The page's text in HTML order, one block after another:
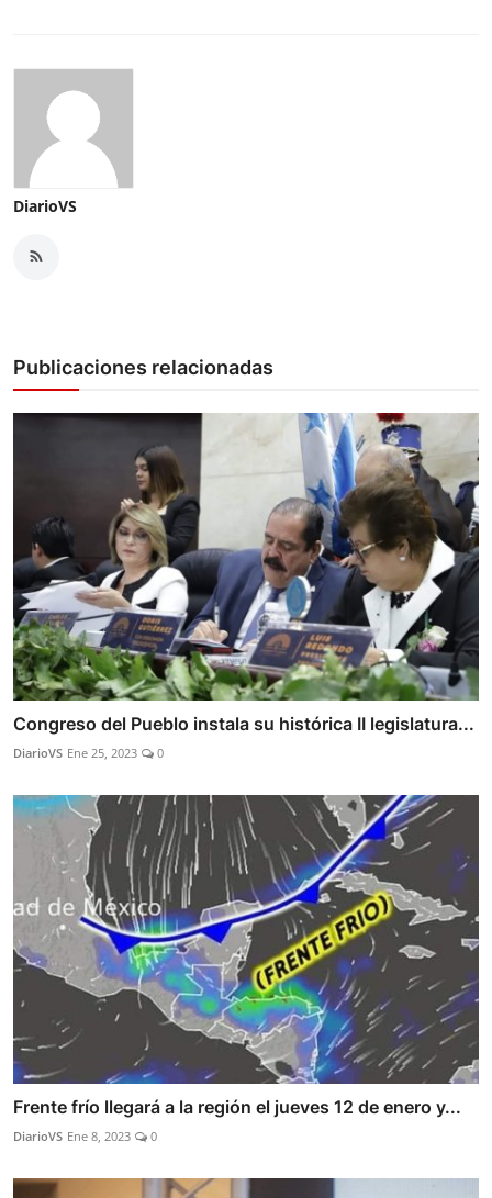
DiarioVS
Publicaciones relacionadas
Congreso del Pueblo instala su histórica II legislatura...
DiarioVS Ene 25, 2023 0
Frente frío llegará a la región el jueves 12 de enero y...
DiarioVS Ene 8, 2023 0